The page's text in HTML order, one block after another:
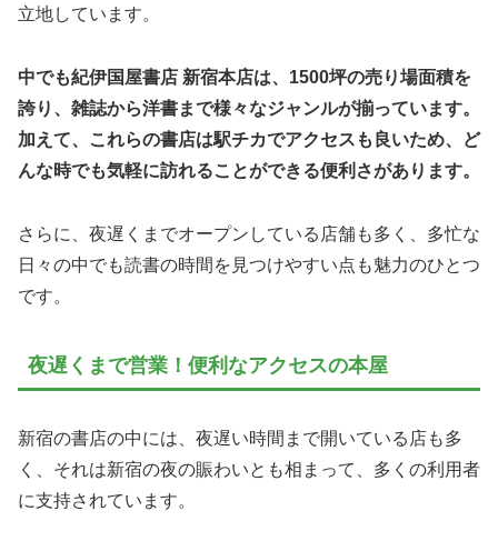
立地しています。
中でも紀伊国屋書店 新宿本店は、1500坪の売り場面積を
誇り、雑誌から洋書まで様々なジャンルが揃っています。
加えて、これらの書店は駅チカでアクセスも良いため、ど
んな時でも気軽に訪れることができる便利さがあります。
さらに、夜遅くまでオープンしている店舗も多く、多忙な
日々の中でも読書の時間を見つけやすい点も魅力のひとつ
です。
夜遅くまで営業！便利なアクセスの本屋
新宿の書店の中には、夜遅い時間まで開いている店も多
く、それは新宿の夜の賑わいとも相まって、多くの利用者
に支持されています。